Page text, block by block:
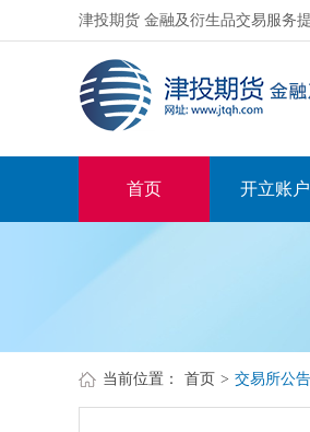
津投期货 金融及衍生品交易服务
首页 开立账户
当前位置： 首页 > 交易所公告